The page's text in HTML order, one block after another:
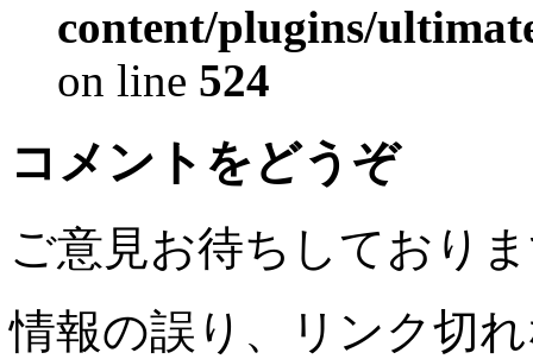
content/plugins/
on line 524
コメントをどうぞ
ご意見お待ちしており
情報の誤り、リンク切